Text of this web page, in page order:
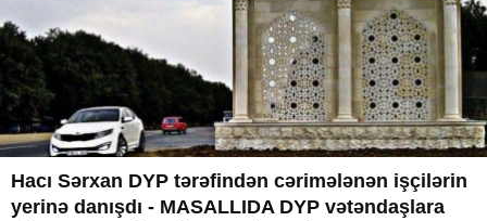
Hacı Sərxan DYP tərəfindən cərimələnən işçilərin
yerinə danışdı - MASALLIDA DYP vətəndaşlara